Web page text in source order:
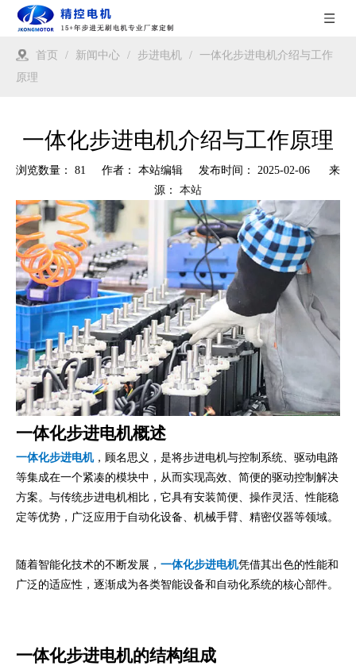
首页 / 新闻中心 / 步进电机 /
一体化步进电机介绍与工作
原理
一体化步进电机介绍与工作原理
浏览数量： 81 作者： 本站编辑 发布时间： 2025-02-06 来
源： 本站
一体化步进电机概述
一体化步进电机，顾名思义，是将步进电机与控制系统、驱动电路
等集成在一个紧凑的模块中，从而实现高效、简便的驱动控制解决
方案。与传统步进电机相比，它具有安装简便、操作灵活、性能稳
定等优势，广泛应用于自动化设备、机械手臂、精密仪器等领域。
随着智能化技术的不断发展， 一体化步进电机凭借其出色的性能和
广泛的适应性，逐渐成为各类智能设备和自动化系统的核心部件。
一体化步进电机的结构组成